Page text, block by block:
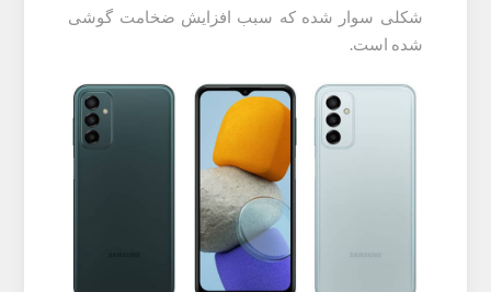
شکلی سوار شده که سبب افزایش ضخامت گوشی
شده است.